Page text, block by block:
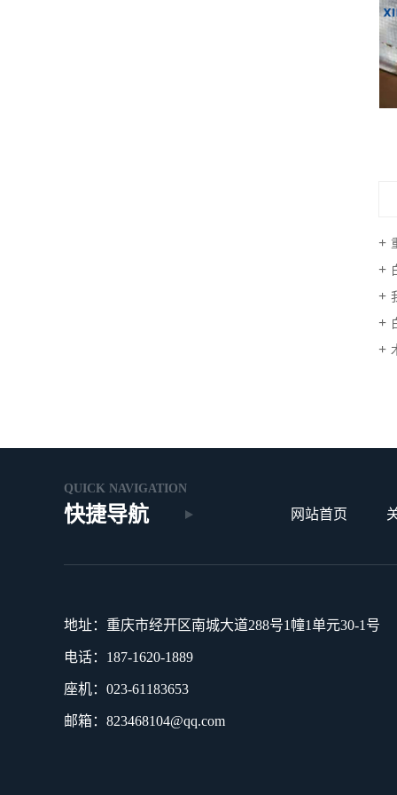
QUICK NAVIGATION
快捷导航 网站首页
地址：重庆市经开区南城大道288号1幢1单元30-1号
电话：187-1620-1889
座机：023-61183653
邮箱：823468104@qq.com